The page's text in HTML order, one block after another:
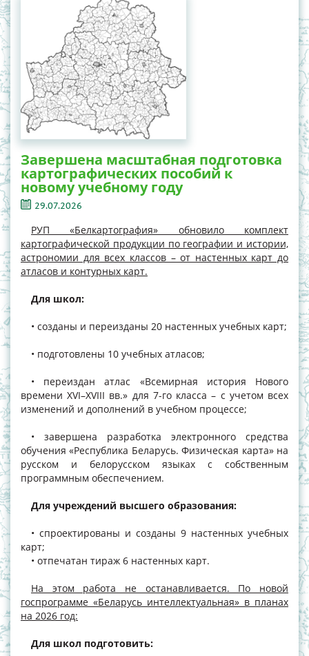
Завершена масштабная подготовка
картографических пособий к
новому учебному году
29.07.2026
РУП «Белкартография» обновило комплект
картографической продукции по географии и истории,
астрономии для всех классов – от настенных карт до
атласов и контурных карт.
Для школ:
• созданы и переизданы 20 настенных учебных карт;
• подготовлены 10 учебных атласов;
• переиздан атлас «Всемирная история Нового
времени XVI–XVIII вв.» для 7-го класса – с учетом всех
изменений и дополнений в учебном процессе;
• завершена разработка электронного средства
обучения «Республика Беларусь. Физическая карта» на
русском и белорусском языках с собственным
программным обеспечением.
Для учреждений высшего образования:
• спроектированы и созданы 9 настенных учебных
карт;
• отпечатан тираж 6 настенных карт.
На этом работа не останавливается. По новой
госпрограмме «Беларусь интеллектуальная» в планах
на 2026 год:
Для школ подготовить: